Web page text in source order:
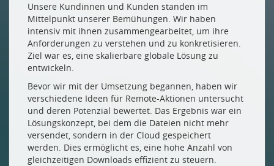
Unsere Kundinnen und Kunden standen im
Mittelpunkt unserer Bemühungen. Wir haben
intensiv mit ihnen zusammengearbeitet, um ihre
Anforderungen zu verstehen und zu konkretisieren.
Ziel war es, eine skalierbare globale Lösung zu
entwickeln.
Bevor wir mit der Umsetzung begannen, haben wir
verschiedene Ideen für Remote-Aktionen untersucht
und deren Potenzial bewertet. Das Ergebnis war ein
Lösungskonzept, bei dem die Dateien nicht mehr
versendet, sondern in der Cloud gespeichert
werden. Dies ermöglicht es, eine hohe Anzahl von
gleichzeitigen Downloads effizient zu steuern.